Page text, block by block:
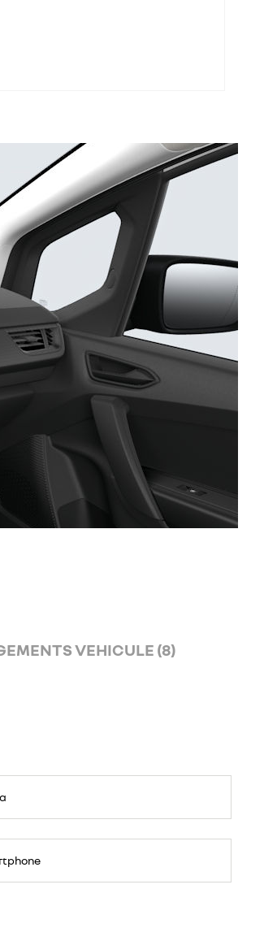
VEHICULE (8)